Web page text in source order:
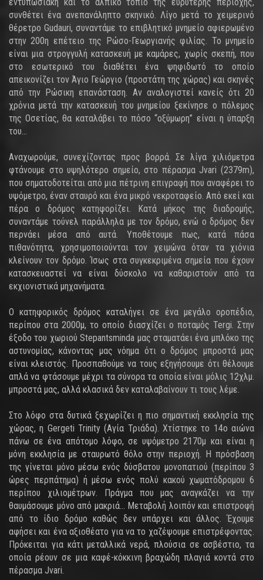
συνθέτει ένα ανεπανάληπτο σκηνικό. Λίγο μετά το χειμερινό
θέρετρο Gudauri, συναντάμε το επιβλητικό μνημείο αφιερωμένο
στην 200η επέτειο της Ρώσο-Γεωργιανής φιλίας. Το μνημείο
είναι μια στρογγυλή κατασκευή με καμάρες, χωρίς σκεπή, που
στο εσωτερικό του διαθέτει ένα ψηφιδωτό το οποίο
απεικονίζει τον Άγιο Γεώργιο (προστάτη της χώρας) και σκηνές
από την Ρώσικη επανάσταση. Αν αναλογιστεί κανείς ότι 20
χρόνια μετά την κατασκευή του μνημείου ξεκίνησε ο πόλεμος
της Οσετίας, θα καταλάβει το πόσο “οξύμωρη” είναι η ύπαρξη
του…
Αναχωρούμε, συνεχίζοντας προς βορρά. Σε λίγα χιλιόμετρα
φτάνουμε στο υψηλότερο σημείο, στο πέρασμα Jvari (2379m),
που σηματοδοτείται από μια πέτρινη επιγραφή που αναφέρει το
υψόμετρο, έναν σταυρό και ένα μικρό νεκροταφείο. Από εκεί και
πέρα ο δρόμος κατηφορίζει. Κατά μήκος της διαδρομής,
συναντάμε τούνελ παράλληλα με τον δρόμο, ενώ ο δρόμος δεν
περνάει μέσα από αυτά. Υποθέτουμε πως, κατά πάσα
πιθανότητα, χρησιμοποιούνται τον χειμώνα όταν τα χιόνια
κλείνουν τον δρόμο. Ίσως στα συγκεκριμένα σημεία που έχουν
κατασκευαστεί να είναι δύσκολο να καθαριστούν από τα
εκχιονιστικά μηχανήματα.
Ο κατηφορικός δρόμος καταλήγει σε ένα μεγάλο οροπέδιο,
περίπου στα 2000μ, το οποίο διασχίζει ο ποταμός Tergi. Στην
έξοδο του χωριού Stepantsminda μας σταματάει ένα μπλόκο της
αστυνομίας, κάνοντας μας νόημα ότι ο δρόμος μπροστά μας
είναι κλειστός. Προσπαθούμε να τους εξηγήσουμε ότι θέλουμε
απλά να φτάσουμε μέχρι τα σύνορα τα οποία είναι μόλις 12χλμ.
μπροστά μας, αλλά κλασικά δεν καταλαβαίνουν τι τους λέμε.
Στο λόφο στα δυτικά ξεχωρίζει η πιο σημαντική εκκλησία της
χώρας, η Gergeti Trinity (Αγία Τριάδα). Χτίστηκε το 14ο αιώνα
πάνω σε ένα απότομο λόφο, σε υψόμετρο 2170μ και είναι η
μόνη εκκλησία με σταυρωτό θόλο στην περιοχή. Η πρόσβαση
της γίνεται μόνο μέσω ενός δύσβατου μονοπατιού (περίπου 3
ώρες περπάτημα) ή μέσω ενός πολύ κακού χωματόδρομου 6
περίπου χιλιομέτρων. Πράγμα που μας αναγκάζει να την
θαυμάσουμε μόνο από μακριά… Μεταβολή λοιπόν και επιστροφή
από το ίδιο δρόμο καθώς δεν υπάρχει και άλλος. Έχουμε
αφήσει και ένα αξιοθέατο για να το χαζέψουμε επιστρέφοντας.
Πρόκειται για κάτι μεταλλικά νερά, πλούσια σε ασβέστιο, τα
οποία ρέουν σε μια καφέ-κόκκινη βραχώδη πλαγιά κοντά στο
πέρασμα Jvari.